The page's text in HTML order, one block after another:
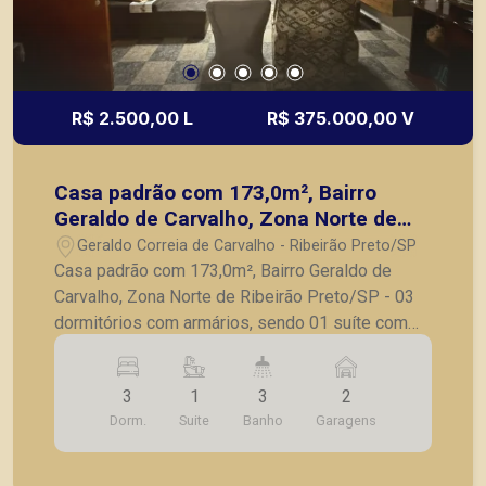
R$ 2.500,00 L R$ 375.000,00 V
Casa padrão com 173,0m², Bairro
Geraldo de Carvalho, Zona Norte de
Ribeirão Preto/SP
Geraldo Correia de Carvalho - Ribeirão Preto/SP
Casa padrão com 173,0m², Bairro Geraldo de
Carvalho, Zona Norte de Ribeirão Preto/SP - 03
dormitórios com armários, sendo 01 suíte com
ar-condicionado; - Sala ampla para 02 ambientes
com ar-condicionado; - Copa; - Cozinha planejada;
- Banheiro social; - Área de serviço; - Área
gourmet com churrasqueira; - Edícula nos fundos
com 01 dormitório, sala, cozinha e banheiro; -
3
Dorm.
1
Suite
3
Banho
2
Garagens